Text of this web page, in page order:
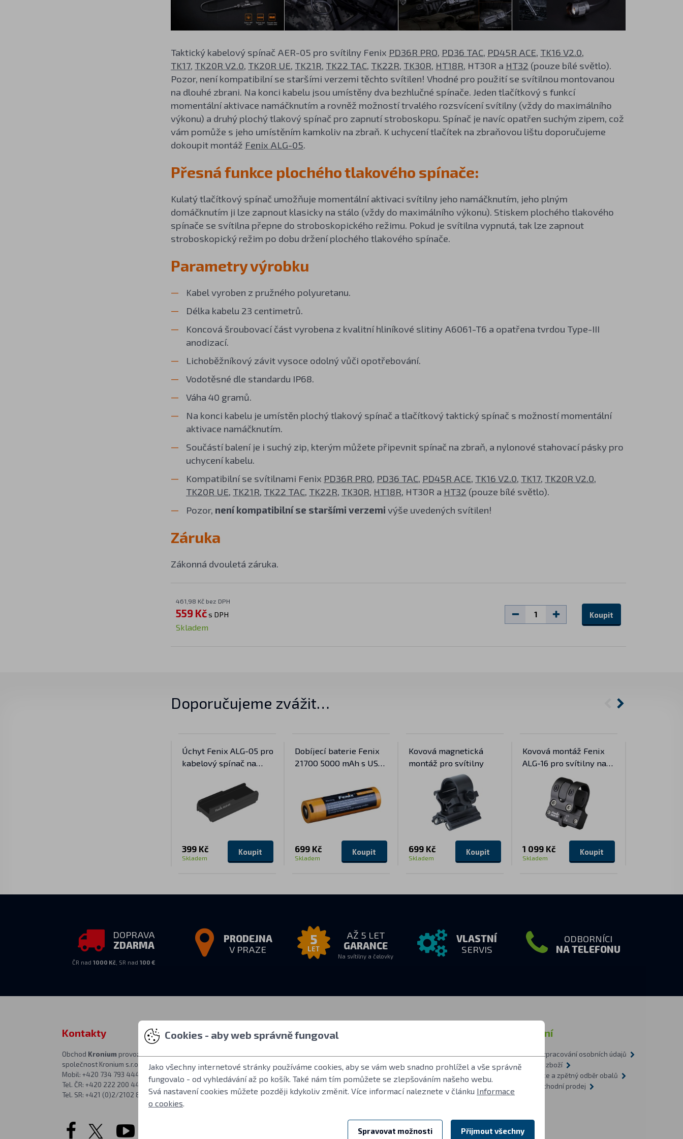
Taktický kabelový spínač AER-05 pro svítilny Fenix PD36R PRO, PD36 TAC, PD45R ACE, TK16 V2.0,
TK17, TK20R V2.0, TK20R UE, TK21R, TK22 TAC, TK22R, TK30R, HT18R, HT30R a HT32 (pouze bílé světlo).
Pozor, není kompatibilní se staršími verzemi těchto svítilen! Vhodné pro použití se svítilnou montovanou
na dlouhé zbrani. Na konci kabelu jsou umístěny dva bezhlučné spínače. Jeden tlačítkový s funkcí
momentální aktivace namáčknutím a rovněž možností trvalého rozsvícení svítilny (vždy do maximálního
výkonu) a druhý plochý tlakový spínač pro zapnutí stroboskopu. Spínač je navíc opatřen suchým zipem, což
vám pomůže s jeho umístěním kamkoliv na zbraň. K uchycení tlačítek na zbraňovou lištu doporučujeme
dokoupit montáž Fenix ALG-05.
Přesná funkce plochého tlakového spínače:
Kulatý tlačítkový spínač umožňuje momentální aktivaci svítilny jeho namáčknutím, jeho plným
domáčknutím ji lze zapnout klasicky na stálo (vždy do maximálního výkonu). Stiskem plochého tlakového
spínače se svítilna přepne do stroboskopického režimu. Pokud je svítilna vypnutá, tak lze zapnout
stroboskopický režim po dobu držení plochého tlakového spínače.
Parametry výrobku
Kabel vyroben z pružného polyuretanu.
Délka kabelu 23 centimetrů.
Koncová šroubovací část vyrobena z kvalitní hliníkové slitiny A6061-T6 a opatřena tvrdou Type-III
anodizací.
Lichoběžníkový závit vysoce odolný vůči opotřebování.
Vodotěsné dle standardu IP68.
Váha 40 gramů.
Na konci kabelu je umístěn plochý tlakový spínač a tlačítkový taktický spínač s možností momentální
aktivace namáčknutím.
Součástí balení je i suchý zip, kterým můžete připevnit spínač na zbraň, a nylonové stahovací pásky pro
uchycení kabelu.
Kompatibilní se svítilnami Fenix PD36R PRO, PD36 TAC, PD45R ACE, TK16 V2.0, TK17, TK20R V2.0,
TK20R UE, TK21R, TK22 TAC, TK22R, TK30R, HT18R, HT30R a HT32 (pouze bílé světlo).
Pozor, není kompatibilní se staršími verzemi výše uvedených svítilen!
Záruka
Zákonná dvouletá záruka.
461,98 Kč bez DPH
559 Kčs DPH
Skladem
Koupit
Doporučujeme zvážit…
Úchyt Fenix ALG-05 pro
kabelový spínač na
399 Kč
Skladem
Koupit
Dobíjecí baterie Fenix
21700 5000 mAh s USB-
699 Kč
Skladem
Koupit
Kovová magnetická
montáž pro svítilny
699 Kč
Skladem
Koupit
Kovová montáž Fenix
ALG-16 pro svítilny na
1 099 Kč
Skladem
Koupit
DOPRAVA
ZDARMA
ČR nad1000 Kč , SR nad100 €
PRODEJNA
V PRAZE
5
LET
AŽ 5 LET
GARANCE
Na svítilny a čelovky
VLASTNÍ
SERVIS
ODBORNÍCI
NA TELEFONU
Kontakty
Obchod Kronium provozuje
společnost Kronium s.r.o.
Mobil: +420 734 793 444
Tel. ČR: +420 222 200 444
Tel. SR: +421 (0)2/2102 8626
Osobní vyzvednutí
PO–PÁ 10:00–18:00
v prodejně na adrese
Kronium.cz
Římská 20
Praha 2
Vše o nákupu
Jak nakupovat
Obchodní podmínky
Vrácení zboží
Záruční podmínky Fenix
Reklamace a servis
Uživatelský účet
Často kladené otázky
Norma ANSI FL 1-2009
LED použité ve svítilnách
Reference
Ostatní
Zásady zpracování osobních údajů
Doprava zboží
Recyklace a zpětný odběr obalů
Velkoobchodní prodej
Cookies - aby web správně fungoval
Jako všechny internetové stránky používáme cookies, aby se vám web snadno prohlížel a vše správně
fungovalo - od vyhledávání až po košík. Také nám tím pomůžete se zlepšováním našeho webu.
Svá nastavení cookies můžete později kdykoliv změnit. Více informací naleznete v článku Informace
o cookies.
Spravovat možnosti Přijmout všechny